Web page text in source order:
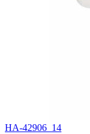
HA-42906_14